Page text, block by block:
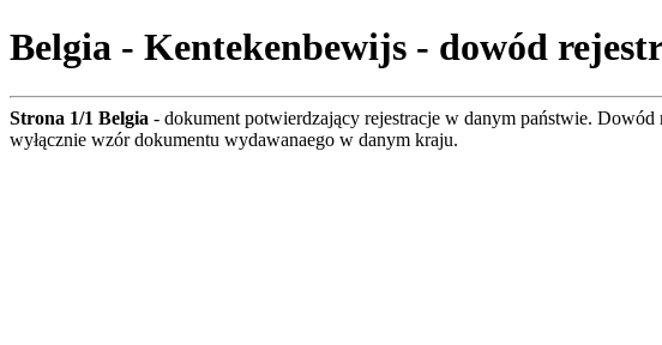
Belgia - Kentekenbewijs - dowód
Strona 1/1 Belgia - dokument potwierdzający rejestracje w danym państwie.
wyłącznie wzór dokumentu wydawanaego w danym kraju.